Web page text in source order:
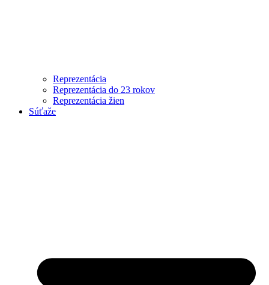
Reprezentácia
Reprezentácia do 23 rokov
Reprezentácia žien
Súťaže